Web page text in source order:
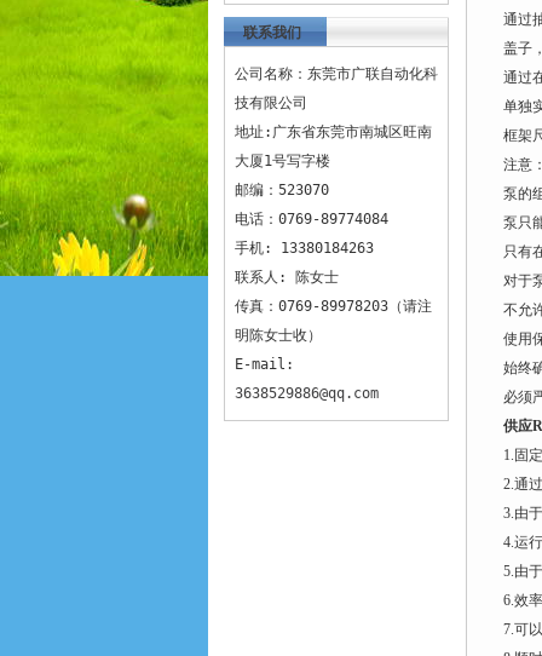
联系我们
公司名称：东莞市广联自动化科
技有限公司
地址:广东省东莞市南城区旺南
大厦1号写字楼
邮编：523070
电话：0769-89774084
手机: 13380184263
联系人: 陈女士
传真：0769-89978203（请注
明陈女士收）
E-mail:
3638529886@qq.com
通过
盖子
通过
单独
框架
注意
泵的
泵只
只有
对于
不允
使用
始终
必须
供应
1.固
2.通
3.由
4.运
5.由
6.效
7.可